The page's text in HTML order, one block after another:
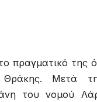
της
Μετά
του νομού